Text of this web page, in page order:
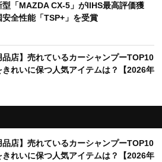
型「MAZDA CX-5」がIIHS最高評価獲
全性能「TSP+」を受賞
品店】売れているカーシャンプーTOP10
きれいに保つ人気アイテムは？【2026年
品店】売れているカーシャンプーTOP10
きれいに保つ人気アイテムは？【2026年